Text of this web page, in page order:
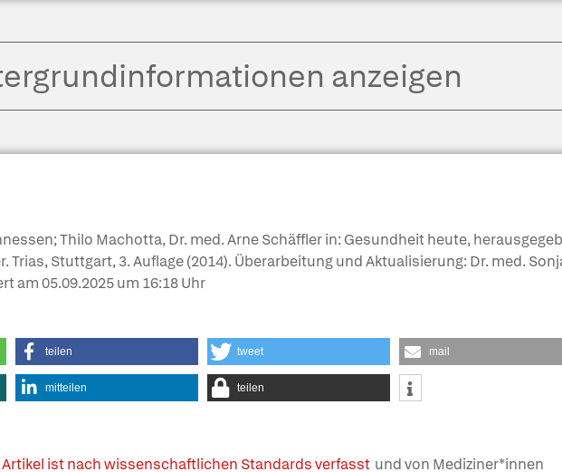
anzeigen
Thilo Machotta, Dr. med. Arne Schäffler in: Gesundheit heute,
Trias, Stuttgart, 3. Auflage (2014). Überarbeitung und Aktualisierung: Dr. med.
am05.09.2025um 16:18 Uhr
teilen tweet mail
mitteilen teilen
Artikel ist nach wissenschaftlichen Standards verfasst und von Mediziner*innen